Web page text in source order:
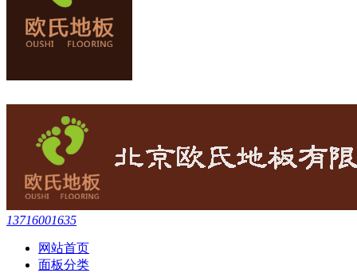
13716001635
网站首页
面板分类